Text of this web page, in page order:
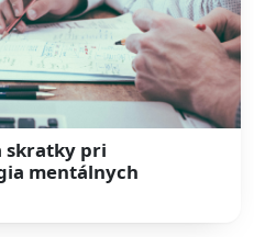
skratky pri
mentálnych